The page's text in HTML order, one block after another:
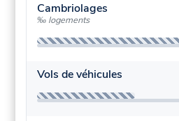
Cambriolages
‰ logements
Vols de véhicules